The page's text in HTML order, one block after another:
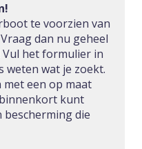
te voorzien van
dan nu geheel
het formulier in
weten wat je zoekt.
met een op maat
kunt
die